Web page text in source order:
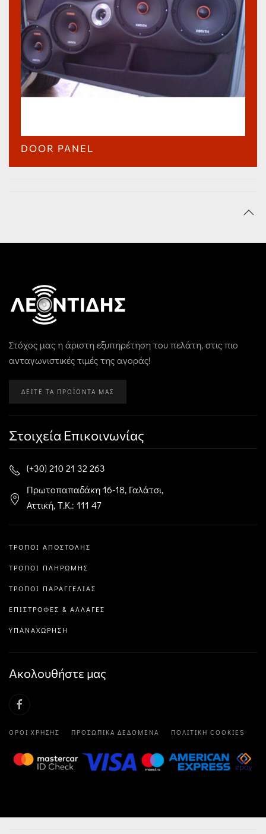
DOOR PANEL
Στόχος μας η άριστη εξυπηρέτηση του πελάτη, στις πιο
ανταγωνιστικές τιμές της αγοράς!
ΔΕΊΤΕ ΤΑ ΠΡΟΪΌΝΤΑ ΜΑΣ
Στοιχεία Επικοινωνίας
(+30) 210 21 32 263
Πρωτοπαπαδάκη 16-18, Γαλάτσι,
Αττική, Τ.Κ.: 111 47
ΤΡΌΠΟΙ ΑΠΟΣΤΟΛΉΣ
ΤΡΌΠΟΙ ΠΛΗΡΩΜΉΣ
ΤΡΌΠΟΙ ΠΑΡΑΓΓΕΛΊΑΣ
ΕΠΙΣΤΡΟΦΈΣ & ΑΛΛΑΓΈΣ
ΥΠΑΝΑΧΏΡΗΣΗ
Ακολουθήστε μας
ΌΡΟΙ ΧΡΉΣΗΣ ΠΡΟΣΩΠΙΚΆ ΔΕΔΟΜΈΝΑ ΠΟΛΙΤΙΚΉ COOKIES